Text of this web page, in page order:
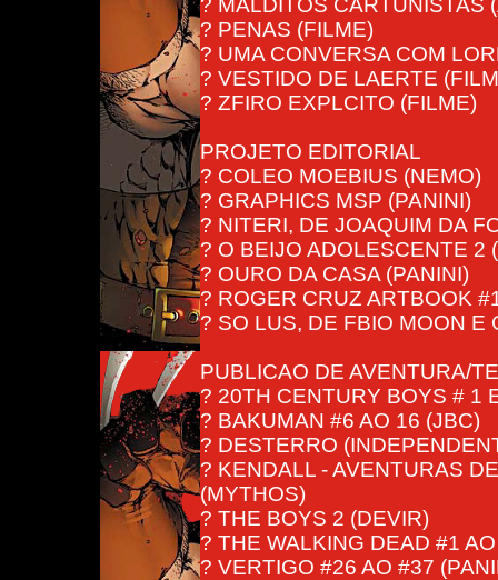
? MALDITOS CARTUNISTAS
? PENAS (FILME)
? UMA CONVERSA COM
? VESTIDO DE LAERTE
? ZFIRO EXPLCITO (FILME)
PROJETO EDITORIAL
? COLEO MOEBIUS (NEMO)
? GRAPHICS MSP (PANINI)
? NITERI, DE JOAQUIM DA
? O BEIJO ADOLESCENTE 2
? OURO DA CASA (PANINI)
? ROGER CRUZ ARTBOOK
? SO LUS, DE FBIO MOON E
PUBLICAO DE AVENTURA/
? 20TH CENTURY BOYS # 1
? BAKUMAN #6 AO 16 (JBC)
? DESTERRO
? KENDALL - AVENTURAS
(MYTHOS)
? THE BOYS 2 (DEVIR)
? THE WALKING DEAD #1
? VERTIGO #26 AO #37